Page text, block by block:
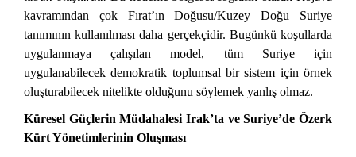
kavramından çok Fırat’ın Doğusu/Kuzey Doğu Suriye
tanımının kullanılması daha gerçekçidir. Bugünkü koşullarda
uygulanmaya çalışılan model, tüm Suriye için
uygulanabilecek demokratik toplumsal bir sistem için örnek
oluşturabilecek nitelikte olduğunu söylemek yanlış olmaz.
Küresel Güçlerin Müdahalesi Irak’ta ve Suriye’de Özerk
Kürt Yönetimlerinin Oluşması